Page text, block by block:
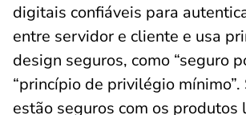
digitais confiáveis para
entre servidor e cliente e usa
design seguros, como “seguro
“princípio de privilégio mínimo”.
estão seguros com os produtos